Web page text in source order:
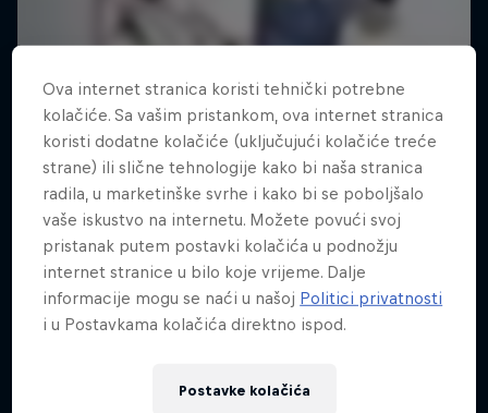
Ova internet stranica koristi tehnički potrebne
kolačiće. Sa vašim pristankom, ova internet stranica
koristi dodatne kolačiće (uključujući kolačiće treće
strane) ili slične tehnologije kako bi naša stranica
radila, u marketinške svrhe i kako bi se poboljšalo
vaše iskustvo na internetu. Možete povući svoj
pristanak putem postavki kolačića u podnožju
internet stranice u bilo koje vrijeme. Dalje
informacije mogu se naći u našoj Politici privatnosti
i u Postavkama kolačića direktno ispod.
Postavke kolačića